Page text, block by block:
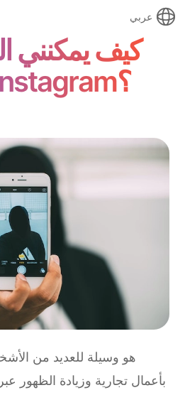
عربي
كيف يمكنني
انتحال Instagram؟
هو وسيلة للعديد من
بأعمال تجارية وزيادة الظهور